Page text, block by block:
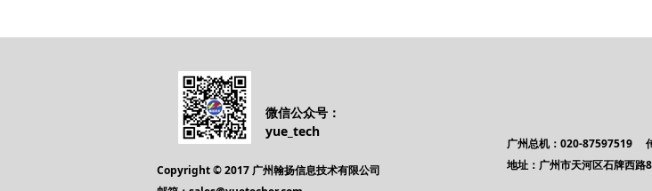
微信公众号：
yue_tech
Copyright © 2017 广州翰扬信息技术有限公司
广州总机：020-87597519
地址：广州市天河区石牌西